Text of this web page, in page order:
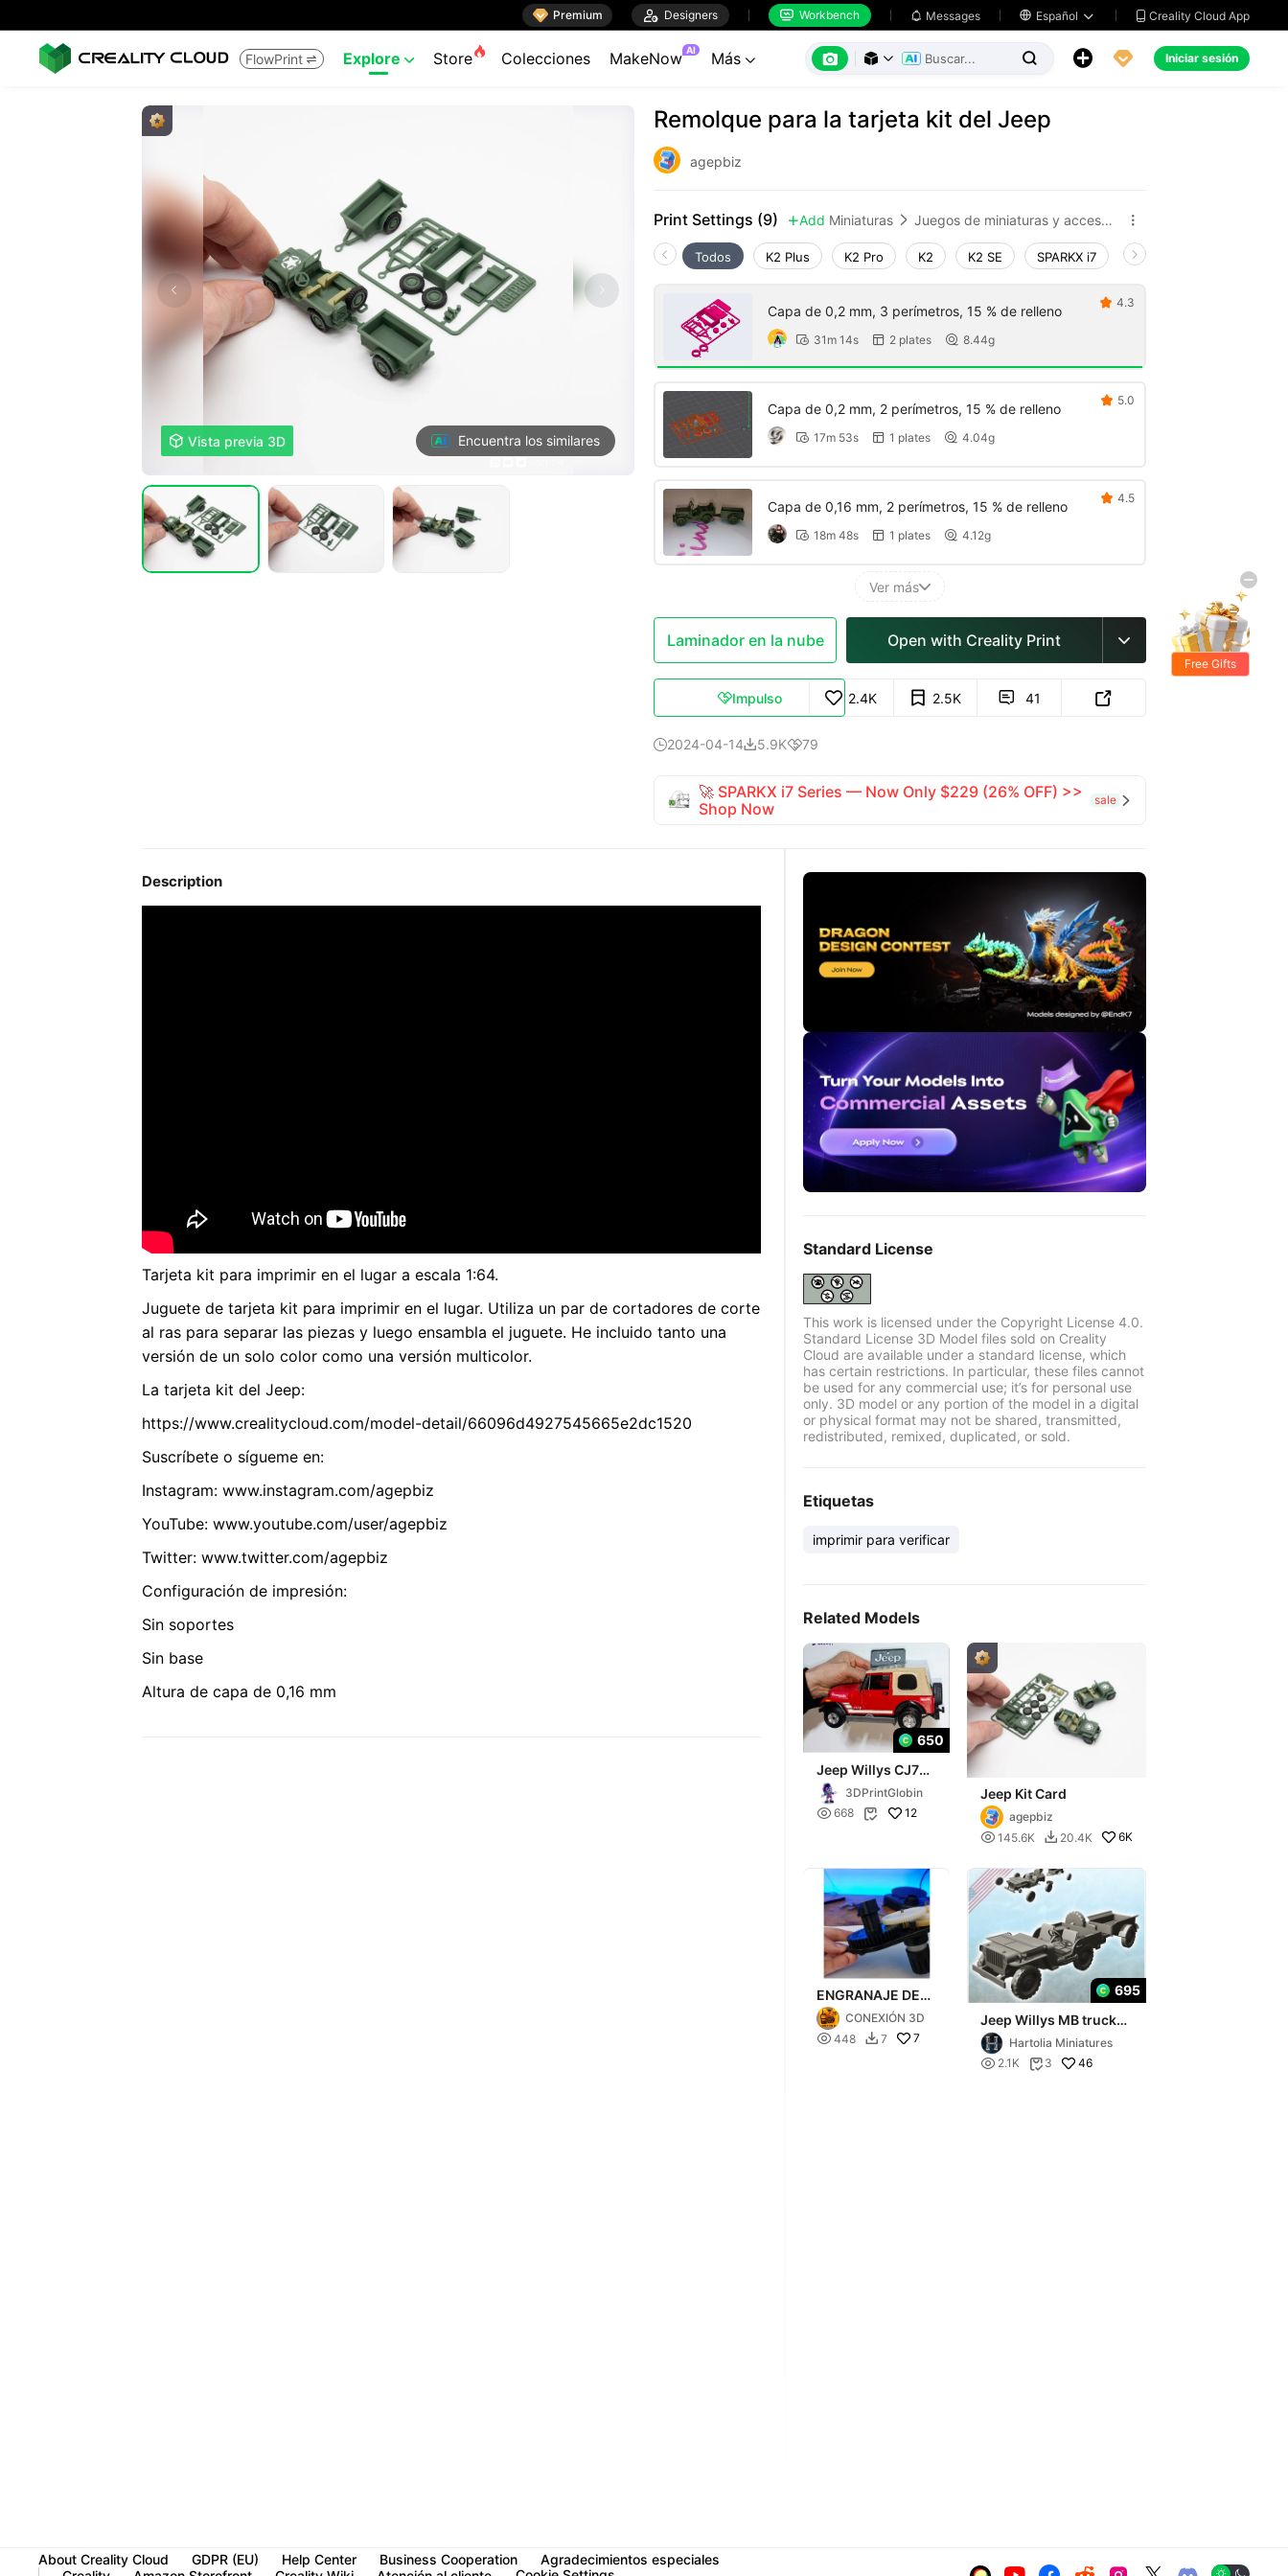
 Premium  Designers  Workbench  Messages  Español   Creality Cloud App
FlowPrint  Explore  Store Colecciones MakeNow AI Más        Iniciar sesión
 Vista previa 3D Encuentra los similares
Remolque para la tarjeta kit del Jeep
agepbiz
Print Settings (9) Add Miniaturas  Juegos de miniaturas y accesorios 
Todos K2 Plus K2 Pro K2 K2 SE SPARKX i7 Creality Hi
Capa de 0,2 mm, 3 perímetros, 15 % de relleno
 31m 14s  2 plates  8.44g
 4.3
Capa de 0,2 mm, 2 perímetros, 15 % de relleno
 17m 53s  1 plates  4.04g
 5.0
Capa de 0,16 mm, 2 perímetros, 15 % de relleno
 18m 48s  1 plates  4.12g
 4.5
Ver más
Laminador en la nube Open with Creality Print 
Impulso 2.4K 2.5K  41 
2024-04-145.9K79
🚀 SPARKX i7 Series — Now Only $229 (26% OFF) >>
Shop Now
sale 
Description
Tarjeta kit para imprimir en el lugar a escala 1:64.
Juguete de tarjeta kit para imprimir en el lugar. Utiliza un par de cortadores de corte
al ras para separar las piezas y luego ensambla el juguete. He incluido tanto una
versión de un solo color como una versión multicolor.
La tarjeta kit del Jeep:
https://www.crealitycloud.com/model-detail/66096d4927545665e2dc1520
Suscríbete o sígueme en:
Instagram: www.instagram.com/agepbiz
YouTube: www.youtube.com/user/agepbiz
Twitter: www.twitter.com/agepbiz
Configuración de impresión:
Sin soportes
Sin base
Altura de capa de 0,16 mm
Standard License
This work is licensed under the Copyright License 4.0.
Standard License 3D Model files sold on Creality
Cloud are available under a standard license, which
has certain restrictions. In particular, these files cannot
be used for any commercial use; it’s for personal use
only. 3D model or any portion of the model in a digital
or physical format may not be shared, transmitted,
redistributed, remixed, duplicated, or sold.
Etiquetas
imprimir para verificar
Related Models
650
Jeep Willys CJ7
Renegade con
Capota Blanda -
Incluye Soporte
3DPrintGlobin
 668  12
Jeep Kit Card
agepbiz
 145.6K  20.4K 6K
ENGRANAJE DE
DIRECCION JEEP
CARRO RC
CONEXIÓN 3D
 448  7 7
695
Jeep Willys MB truck
with trailer -
miniatures
warhammer tab
Hartolia Miniatures
 2.1K  3 46
About Creality Cloud GDPR (EU) Help Center Business Cooperation
Agradecimientos especiales
Free Gifts